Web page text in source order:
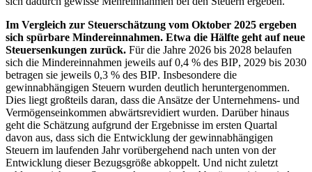
Im Vergleich zur Steuerschätzung vom Oktober 2025 ergeben
sich spürbare Mindereinnahmen. Etwa die Hälfte geht auf neue
Steuersenkungen zurück. Für die Jahre 2026 bis 2028 belaufen
sich die Mindereinnahmen jeweils auf 0,4 % des BIP, 2029 bis 2030
betragen sie jeweils 0,3 % des BIP. Insbesondere die
gewinnabhängigen Steuern wurden deutlich heruntergenommen.
Dies liegt großteils daran, dass die Ansätze der Unternehmens- und
Vermögenseinkommen abwärtsrevidiert wurden. Darüber hinaus
geht die Schätzung aufgrund der Ergebnisse im ersten Quartal
davon aus, dass sich die Entwicklung der gewinnabhängigen
Steuern im laufenden Jahr vorübergehend nach unten von der
Entwicklung dieser Bezugsgröße abkoppelt. Und nicht zuletzt